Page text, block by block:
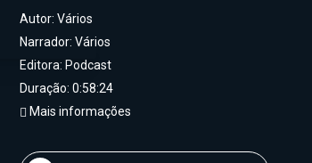
Autor: Vários
Narrador: Vários
Editora: Podcast
Duração: 0:58:24
Mais informações